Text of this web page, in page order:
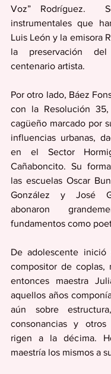
Voz” Rodríguez.
instrumentales que
Luis León y la emisora
la preservación
centenario artista.
Por otro lado, Báez
con la Resolución
cagüeño marcado por
influencias urbanas,
en el Sector
Cañaboncito. Su
las escuelas Oscar
González y José
abonaron
fundamentos como
De adolescente inició
compositor de coplas,
entonces maestra
aquellos años
aún sobre
consonancias y
rigen a la décima.
maestría los mismos a